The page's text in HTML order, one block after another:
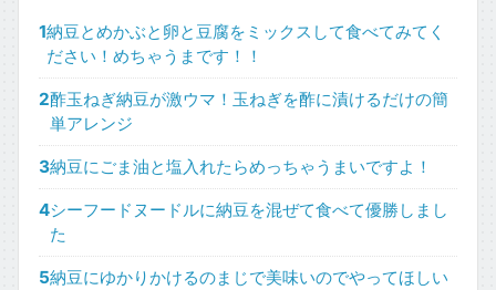
1納豆とめかぶと卵と豆腐をミックスして食べてみてく
ださい！めちゃうまです！！
2酢玉ねぎ納豆が激ウマ！玉ねぎを酢に漬けるだけの簡
単アレンジ
3納豆にごま油と塩入れたらめっちゃうまいですよ！
4シーフードヌードルに納豆を混ぜて食べて優勝しまし
た
5納豆にゆかりかけるのまじで美味いのでやってほしい